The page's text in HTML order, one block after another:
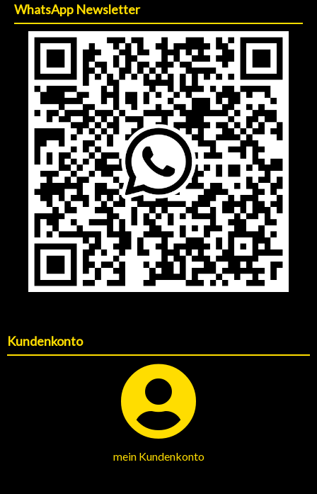
WhatsApp Newsletter
Kundenkonto
mein Kundenkonto